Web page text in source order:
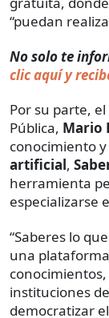
“puedan
No solo te
clic aquí y
Por su parte,
Pública, Mario
conocimiento
artificial,
herramienta
especializarse
“Saberes lo
una
instituciones
democratizar